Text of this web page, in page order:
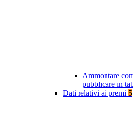
Ammontare
pubblicare in
Dati relativi ai premi 5